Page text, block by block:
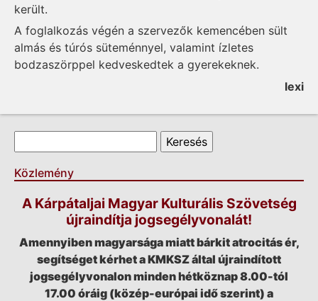
került.
A foglalkozás végén a szervezők kemencében sült
almás és túrós süteménnyel, valamint ízletes
bodzaszörppel kedveskedtek a gyerekeknek.
lexi
Keresés űrlap
Keresés
Közlemény
A Kárpátaljai Magyar Kulturális Szövetség
újraindítja jogsegélyvonalát!
Amennyiben magyarsága miatt bárkit atrocitás ér,
segítséget kérhet a KMKSZ által újraindított
jogsegélyvonalon minden hétköznap 8.00-tól
17.00 óráig (közép-európai idő szerint) a